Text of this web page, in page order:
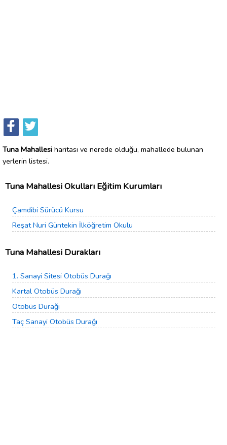
Tuna Mahallesi haritası ve nerede olduğu, mahallede bulunan
yerlerin listesi.
Tuna Mahallesi Okulları Eğitim Kurumları
Çamdibi Sürücü Kursu
Reşat Nuri Güntekin İlköğretim Okulu
Tuna Mahallesi Durakları
1. Sanayi Sitesi Otobüs Durağı
Kartal Otobüs Durağı
Otobüs Durağı
Taç Sanayi Otobüs Durağı